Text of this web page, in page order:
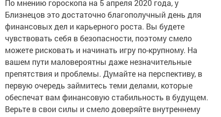
По мнению гороскопа на 5 апреля 2020 года, у
Близнецов это достаточно благополучный день для
финансовых дел и карьерного роста. Вы будете
чувствовать себя в безопасности, поэтому смело
можете рисковать и начинать игру по-крупному. На
вашем пути маловероятны даже незначительные
препятствия и проблемы. Думайте на перспективу, в
первую очередь займитесь теми делами, которые
обеспечат вам финансовую стабильность в будущем.
Верьте в свои силы и смело доверяйте внутреннему